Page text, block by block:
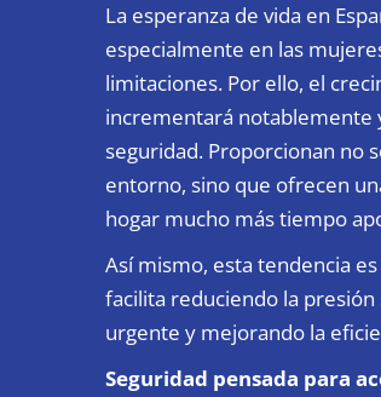
La esperanza de vida en
especialmente en las
limitaciones. Por ello, el
incrementará notablemente
seguridad. Proporcionan no
entorno, sino que ofrecen
hogar mucho más tiempo
Así mismo, esta tendencia
facilita reduciendo la
urgente y mejorando la
Seguridad pensada para